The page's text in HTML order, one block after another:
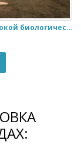
Стация глубокой биологической очистки ЕвроЛос- 20